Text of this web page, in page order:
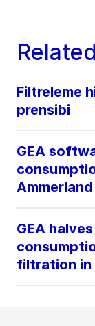
Filtreleme
prensibi
GEA
GEA
filtration